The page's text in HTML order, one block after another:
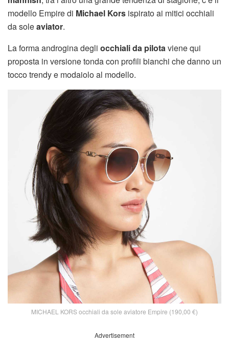
modello Empire di Michael Kors ispirato ai mitici occhiali
da soleaviator.
La forma androgina degli occhiali da pilota viene qui
proposta in versione tonda con profili bianchi che danno un
tocco trendy e modaiolo al modello.
MICHAEL KORS occhiali da sole aviatore Empire (190,00 €)
Advertisement